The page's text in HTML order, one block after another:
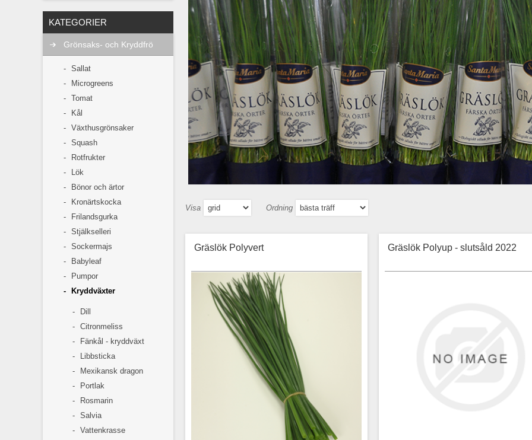
Visa Ordning
Gräslök Polyvert Gräslök Polyup - slutsåld 2022
KATEGORIER
Grönsaks- och Kryddfrö
Sallat
Microgreens
Tomat
Kål
Växthusgrönsaker
Squash
Rotfrukter
Lök
Bönor och ärtor
Kronärtskocka
Frilandsgurka
Stjälkselleri
Sockermajs
Babyleaf
Pumpor
Kryddväxter
Dill
Citronmeliss
Fänkål - kryddväxt
Libbsticka
Mexikansk dragon
Portlak
Rosmarin
Salvia
Vattenkrasse